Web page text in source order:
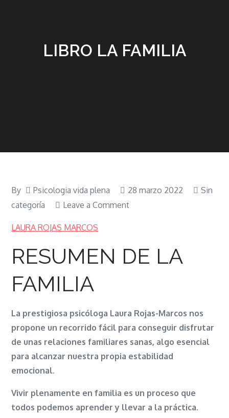
LIBRO LA FAMILIA
By Psicologia vida plena 28 marzo 2022
Sin
categoría
Leave a Commenton
FAMILIA
LAURA ROJAS MARCOS
RESUMEN DE LA
FAMILIA
La prestigiosa psicóloga Laura Rojas-Marcos nos
propone un recorrido fácil para conseguir disfrutar
de unas relaciones familiares sanas, algo esencial
para alcanzar nuestra propia estabilidad
emocional.
Vivir plenamente en familia es un proceso que
todos podemos aprender y llevar a la práctica.